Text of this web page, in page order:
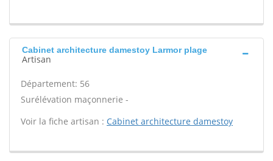
Cabinet architecture damestoy Larmor plage
Artisan
Département: 56
Surélévation maçonnerie -
Voir la fiche artisan : Cabinet architecture damestoy